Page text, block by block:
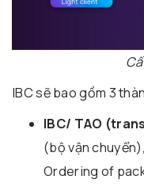
IBC sẽ bao gồm 3
IBC/ TAO
(bộ vận
Ordering of